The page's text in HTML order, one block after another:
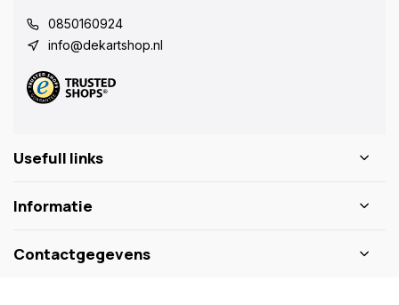
0850160924
info@dekartshop.nl
Usefull links
Informatie
Contactgegevens